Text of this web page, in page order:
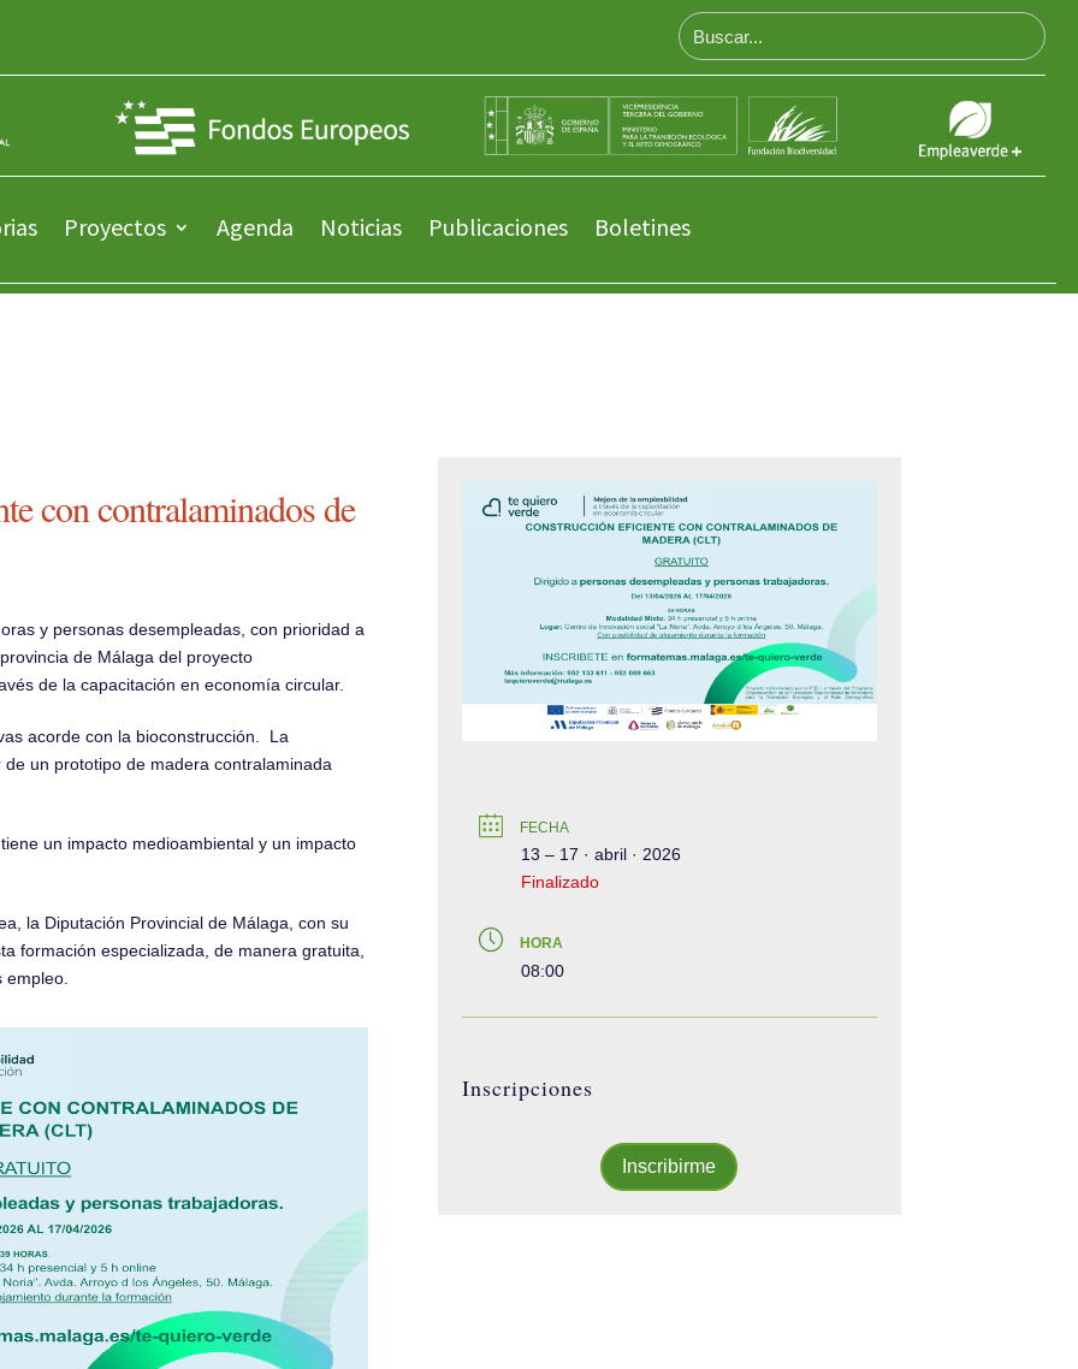
Proyectos Agenda Noticias Publicaciones Boletines
con contralaminados de
y personas desempleadas, con prioridad a
de Málaga del proyecto
de la capacitación en economía circular.
acorde con la bioconstrucción. La
un prototipo de madera contralaminada
un impacto medioambiental y un impacto
la Diputación Provincial de Málaga, con su
formación especializada, de manera gratuita,
FECHA
13 – 17 · abril · 2026
Finalizado
HORA
08:00
Inscripciones
Inscribirme